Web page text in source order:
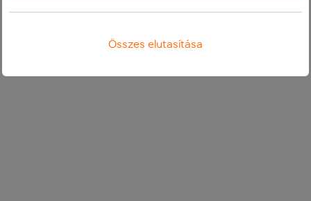
Összes elutasítása